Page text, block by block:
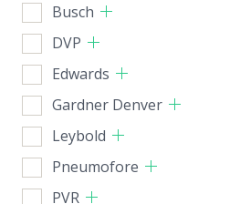
Busch
DVP
Edwards
Gardner Denver
Leybold
Pneumofore
PVR